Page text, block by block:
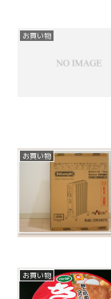
お買い物
お買い物
お買い物